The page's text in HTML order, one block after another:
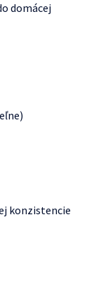
domácej
konzistencie